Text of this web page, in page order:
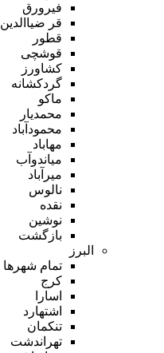
فیرورق
قر ضیاالدین
قطور
قوشچی
کشاورز
گردکشانه
ماکو
محمدیار
محمودآباد
مهاباد
میاندوآب
میرآباد
نالوس
نقده
نوشین
بازگشت
البرز
تمام شهر‌ها
کرج
اسارا
اشتهارد
تنکمان
تهراندشت